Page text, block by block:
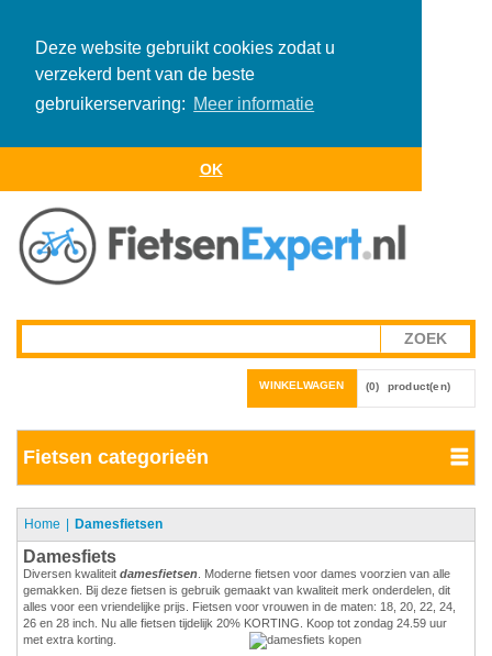
Deze website gebruikt cookies zodat u
verzekerd bent van de beste
gebruikerservaring: Meer informatie
OK
WINKELWAGEN (0) product(en)
Fietsen categorieën
Home Damesfietsen
Damesfiets
Diversen kwaliteit damesfietsen . Moderne fietsen voor dames voorzien van alle
gemakken. Bij deze fietsen is gebruik gemaakt van kwaliteit merk onderdelen, dit
alles voor een vriendelijke prijs. Fietsen voor vrouwen in de maten: 18, 20, 22, 24,
26 en 28 inch. Nu alle fietsen tijdelijk 20% KORTING. Koop tot zondag 24.59 uur
met extra korting.